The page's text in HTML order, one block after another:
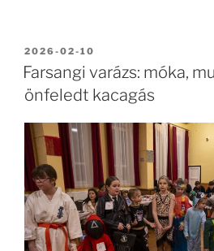
BEKÜLDVE:
2026-02-10
Farsangi varázs: móka,
önfeledt kacagás